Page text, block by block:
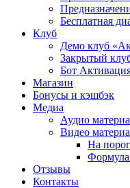
Бесплатная
Клуб
Демо клуб
Закрытый
Бот
Магазин
Бонусы и кэшбэк
Медиа
Аудио
Видео
На
Отзывы
Контакты